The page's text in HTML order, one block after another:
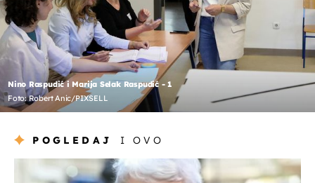
Nino Raspudić i Marija Selak Raspudić - 1
Foto: Robert Anic/PIXSELL
POGLEDAJ I OVO